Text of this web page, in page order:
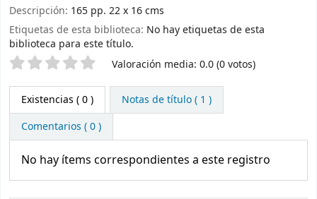
Descripción: 165 pp. 22 x 16 cms
Etiquetas de esta biblioteca: No hay etiquetas de esta
biblioteca para este título.
Valoración Valoración media: 0.0 (0 votos)
Existencias ( 0 )
Notas de título ( 1 )
Comentarios ( 0 )
No hay ítems correspondientes a este registro